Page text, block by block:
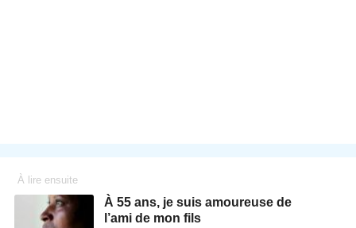
À lire ensuite
À 55 ans, je suis amoureuse de
l’ami de mon fils